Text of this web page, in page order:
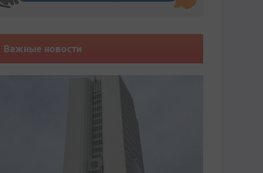
Важные новости